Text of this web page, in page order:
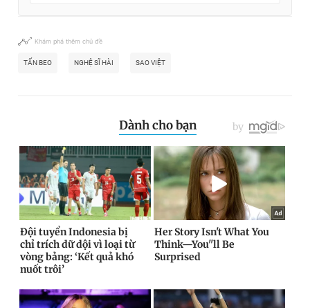
Khám phá thêm chủ đề
TẤN BEO NGHỆ SĨ HÀI SAO VIỆT